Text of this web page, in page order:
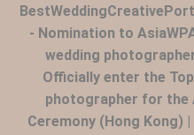
- Nomination to
wedding
Officially enter the
photographer for the
Ceremony (Hong Kong)